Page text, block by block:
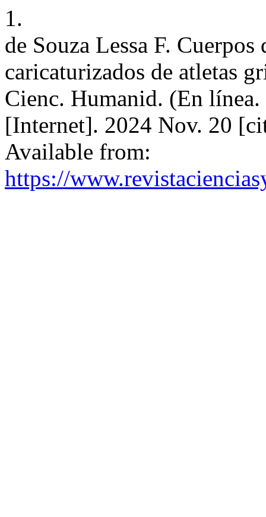
1.
de Souza Lessa F.
caricaturizados de atletas
Cienc. Humanid. (En
[Internet]. 2024 Nov. 20
Available from:
https://